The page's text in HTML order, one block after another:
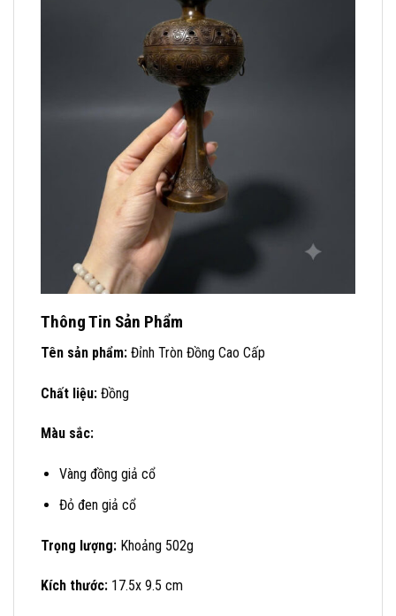
Thông Tin Sản Phẩm
Tên sản phẩm: Đỉnh Tròn Đồng Cao Cấp
Chất liệu: Đồng
Màu sắc:
Vàng đồng giả cổ
Đỏ đen giả cổ
Trọng lượng: Khoảng 502g
Kích thước: 17.5x 9.5 cm